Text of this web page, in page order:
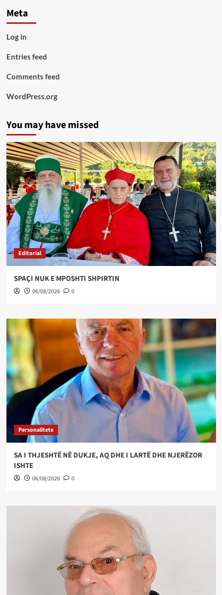
Meta
Log in
Entries feed
Comments feed
WordPress.org
You may have missed
Editorial
SPAÇI NUK E MPOSHTI SHPIRTIN
06/08/2026 0
Personalitete
SA I THJESHTË NË DUKJE, AQ DHE I LARTË DHE NJERËZOR
ISHTE
06/08/2026 0